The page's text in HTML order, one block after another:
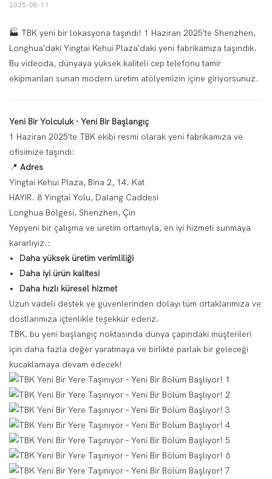
2025-08-11
🏭 TBK yeni bir lokasyona taşındı! 1 Haziran 2025'te Shenzhen,
Longhua'daki Yingtai Kehui Plaza'daki yeni fabrikamıza taşındık.
Bu videoda, dünyaya yüksek kaliteli cep telefonu tamir
ekipmanları sunan modern üretim atölyemizin içine giriyorsunuz.
Yeni Bir Yolculuk · Yeni Bir Başlangıç
1 Haziran 2025'te TBK ekibi resmi olarak yeni fabrikamıza ve
ofisimize taşındı:
📍 Adres
Yingtai Kehui Plaza, Bina 2, 14. Kat
HAYIR. 8 Yingtai Yolu, Dalang Caddesi
Longhua Bölgesi, Shenzhen, Çin
Yepyeni bir çalışma ve üretim ortamıyla, en iyi hizmeti sunmaya
kararlıyız.:
Daha yüksek üretim verimliliği
Daha iyi ürün kalitesi
Daha hızlı küresel hizmet
Uzun vadeli destek ve güvenlerinden dolayı tüm ortaklarımıza ve
dostlarımıza içtenlikle teşekkür ederiz.
TBK, bu yeni başlangıç noktasında dünya çapındaki müşterileri
için daha fazla değer yaratmaya ve birlikte parlak bir geleceği
kucaklamaya devam edecek!